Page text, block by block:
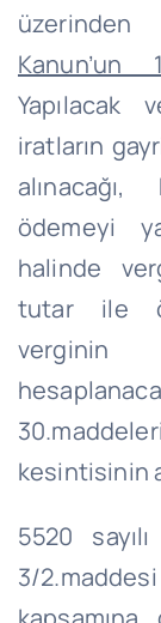
üzerinden
Kanun’un
Yapılacak
iratların
ödemeyi
halinde
tutar ile
kesintisinin
5520
3/